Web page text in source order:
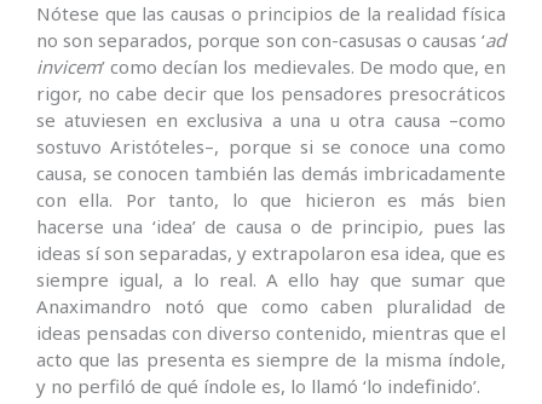
Nótese que las causas o principios de la realidad física
no son separados, porque son con-casusas o causas ‘ad
invicem’ como decían los medievales. De modo que, en
rigor, no cabe decir que los pensadores presocráticos
se atuviesen en exclusiva a una u otra causa –como
sostuvo Aristóteles–, porque si se conoce una como
causa, se conocen también las demás imbricadamente
con ella. Por tanto, lo que hicieron es más bien
hacerse una ‘idea’ de causa o de principio, pues las
ideas sí son separadas, y extrapolaron esa idea, que es
siempre igual, a lo real. A ello hay que sumar que
Anaximandro notó que como caben pluralidad de
ideas pensadas con diverso contenido, mientras que el
acto que las presenta es siempre de la misma índole,
y no perfiló de qué índole es, lo llamó ‘lo indefinido’.